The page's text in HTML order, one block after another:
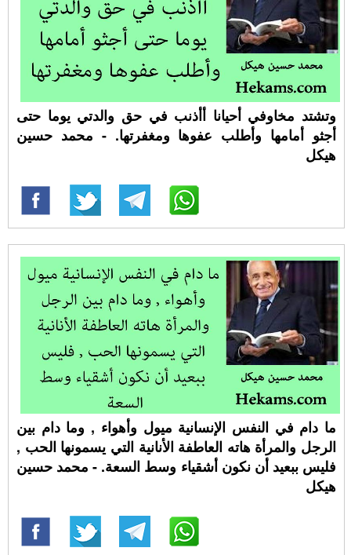
وتشتد مخاوفي أحيانا أأذنب في حق والدتي يوما حتى
أجثو أمامها وأطلب عفوها ومغفرتها. - محمد حسين
هيكل
ما دام في النفس الإنسانية ميول وأهواء , وما دام بين
الرجل والمرأة هاته العاطفة الأنانية التي يسمونها الحب ,
فليس ببعيد أن نكون أشقياء وسط السعة. - محمد حسين
هيكل